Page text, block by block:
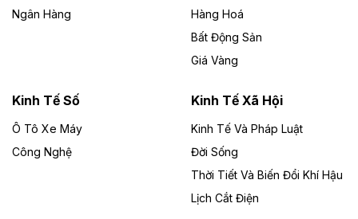
với hệ thống cửa khẩu quốc tế tại Lạng Sơn.
Đề xuất đầu tư 11.500 tỷ đồng xây dựng cao
Đông A dài khoảng 25,1 km được kỳ vọng sẽ tạo động
lực phát triển kinh tế - xã hội khu vực phía Nam đồng
Ngân Hàng
Hàng Hoá
Bất Động Sản
Giá Vàng
Kinh Tế Số
Ô Tô Xe Máy
Công Nghệ
Kinh Tế Xã Hội
Kinh Tế Và Pháp Luật
Đời Sống
Thời Tiết Và Biến Đổi Khí Hậu
Lịch Cắt Điện